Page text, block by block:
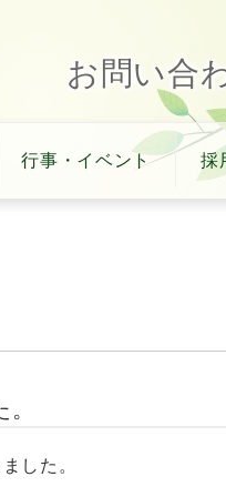
お問い合
行事・イベント 採
した。